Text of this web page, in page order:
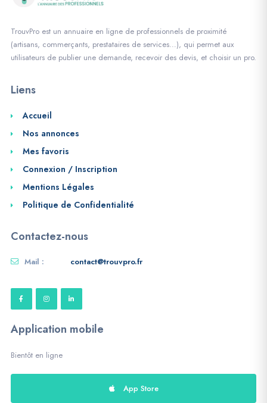
TrouvPro est un annuaire en ligne de professionnels de proximité
(artisans, commerçants, prestataires de services…), qui permet aux
utilisateurs de publier une demande, recevoir des devis, et choisir un pro.
Liens
Accueil
Nos annonces
Mes favoris
Connexion / Inscription
Mentions Légales
Politique de Confidentialité
Contactez-nous
Mail : contact@trouvpro.fr
Application mobile
Bientôt en ligne
App Store